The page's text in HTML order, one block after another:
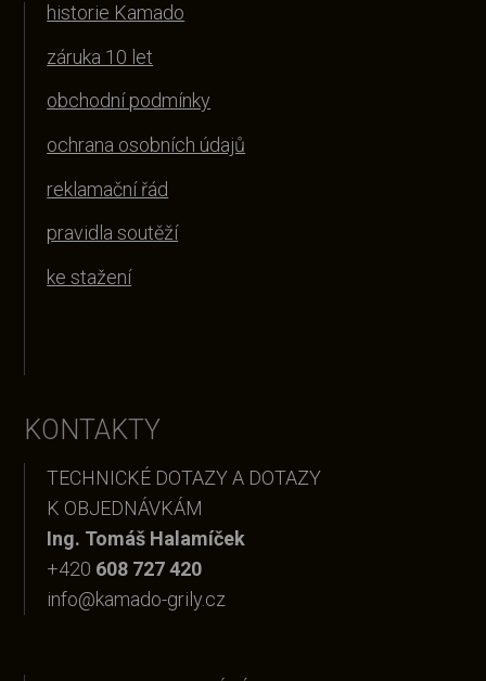
historie Kamado
záruka 10 let
obchodní podmínky
ochrana osobních údajů
reklamační řád
pravidla soutěží
ke stažení
KONTAKTY
TECHNICKÉ DOTAZY A DOTAZY
K OBJEDNÁVKÁM
Ing. Tomáš Halamíček
+420 608 727 420
info@kamado-grily.cz